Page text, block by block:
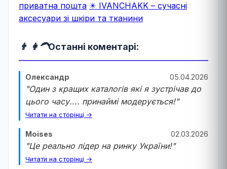
приватна пошта ✴️ IVANCHAKK – сучасні
аксесуари зі шкіри та тканини
👨 👩‍🦱Останні коментарі:
Олександр 05.04.2026
"Один з кращих каталогів які я зустрічав до
цього часу.... принаймі модерується!"
Читати на сторінці →
Moises 02.03.2026
"Це реально лідер на ринку України!"
Читати на сторінці →